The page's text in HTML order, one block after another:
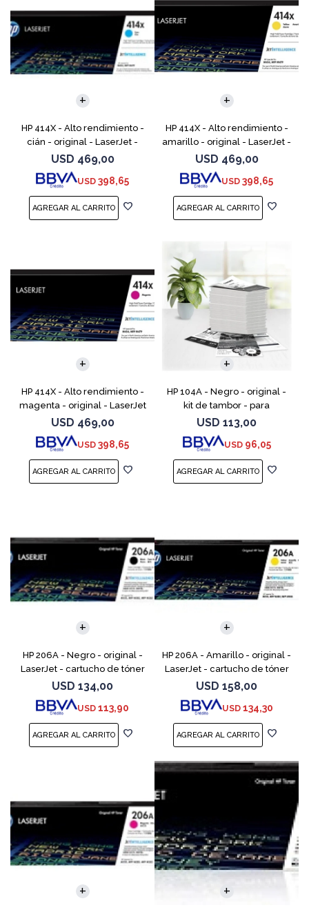
HP 414X - Alto rendimiento -
cián - original - LaserJet -
cartucho de tóner (W2021X) -
para Color LaserJet
Enterprise M455, MFP
USD 469,00
USD 398,65
HP 414X - Alto rendimiento -
amarillo - original - LaserJet -
cartucho de tóner (W2022X) -
para Color LaserJet
Enterprise M455,
USD 469,00
USD 398,65
HP 414X - Alto rendimiento -
magenta - original - LaserJet
- cartucho de tóner (W2023X)
- para Color LaserJet
Enterprise M455, M
USD 469,00
USD 398,65
HP 104A - Negro - original -
kit de tambor - para
Neverstop Laser 1000a,
1000n, 1000w, MFP 1200a, MFP
1200n, MFP 1200nw, MFP 120
USD 113,00
USD 96,05
HP 206A - Negro - original -
LaserJet - cartucho de tóner
(W2110A) - para Color
LaserJet Pro M255, M283, MFP
M282, MFP M283
USD 134,00
USD 113,90
HP 206A - Amarillo - original -
LaserJet - cartucho de tóner
(W2112A) - para Color
LaserJet Pro M255, M283, MFP
M282, MFP M283
USD 158,00
USD 134,30